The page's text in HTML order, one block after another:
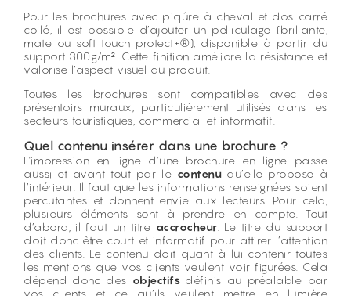
Pour les brochures avec piqûre à cheval et dos carré
collé, il est possible d’ajouter un pelliculage (brillante,
mate ou soft touch protect+®), disponible à partir du
support 300g/m². Cette finition améliore la résistance et
valorise l’aspect visuel du produit.
Toutes les brochures sont compatibles avec des
présentoirs muraux, particulièrement utilisés dans les
secteurs touristiques, commercial et informatif.
Quel contenu insérer dans une brochure ?
L'impression en ligne d’une brochure en ligne passe
aussi et avant tout par le contenu qu’elle propose à
l’intérieur. Il faut que les informations renseignées soient
percutantes et donnent envie aux lecteurs. Pour cela,
plusieurs éléments sont à prendre en compte. Tout
d’abord, il faut un titre accrocheur . Le titre du support
doit donc être court et informatif pour attirer l’attention
des clients. Le contenu doit quant à lui contenir toutes
les mentions que vos clients veulent voir figurées. Cela
dépend donc des objectifs définis au préalable par